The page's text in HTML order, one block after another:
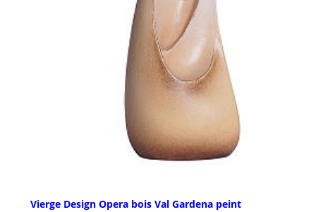
Vierge Design Opera bois Val Gardena peint